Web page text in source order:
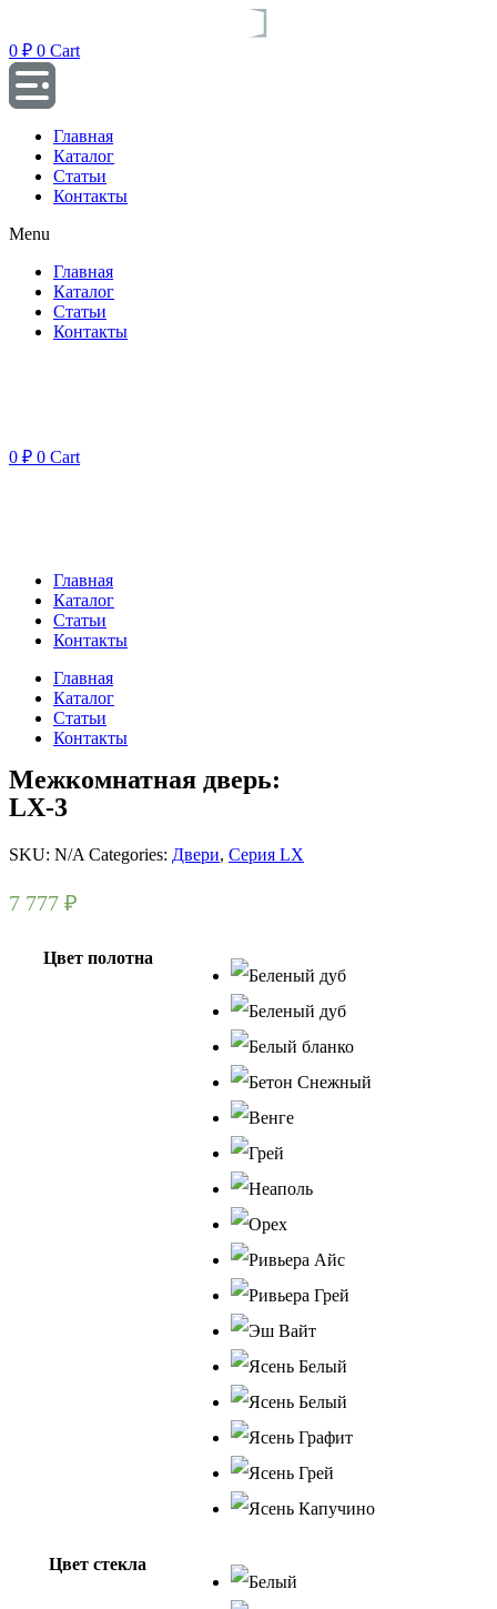
содержимому
0 ₽ 0 Cart
Главная
Каталог
Статьи
Контакты
Menu
Главная
Каталог
Статьи
Контакты
0 ₽ 0 Cart
Главная
Каталог
Статьи
Контакты
Главная
Каталог
Статьи
Контакты
Межкомнатная дверь:
LX-3
SKU: N/A Categories: Двери, Серия LX
7 777 ₽
Цвет полотна
Цвет стекла